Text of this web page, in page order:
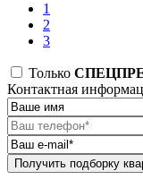
1
2
3
Только
Контактная
Получить подборку